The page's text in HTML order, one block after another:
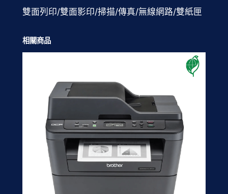
雙面列印/雙面影印/掃描/傳真/無線網路/雙紙匣
相關商品